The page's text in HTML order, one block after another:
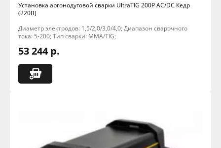
Установка аргонодуговой сварки UltraTIG 200P AC/DC Кедр
(220В)
Диаметр электродов: 1,5/2,0/3,0/4,0; Диапазон сварочного
тока: 5-200; Тип сварки: MMA/TIG;
53 244 р.